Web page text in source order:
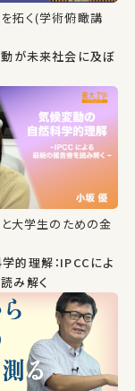
拓く(学術俯瞰講
大学生のための金
的理解：IPCCによ
み解く